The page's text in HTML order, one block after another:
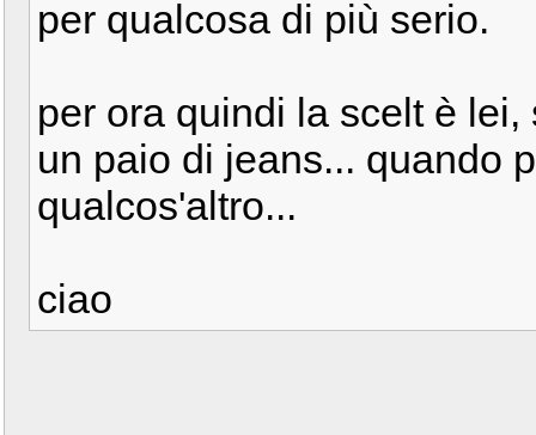
per qualcosa di più serio.
per ora quindi la scelt è
un paio di jeans... quando
qualcos'altro...
ciao